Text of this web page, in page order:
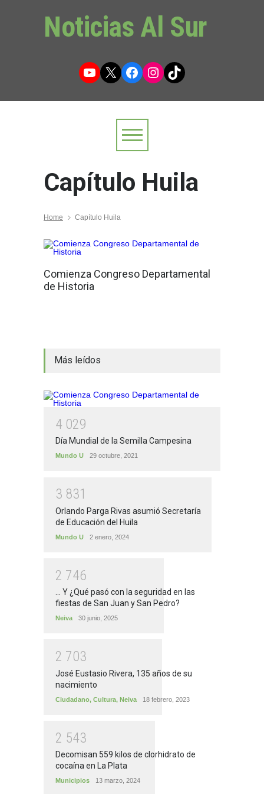
Noticias Al Sur
YouTube
X Facebook
Instagram
TikTok
Capítulo Huila
Home Capítulo Huila
Comienza Congreso Departamental
de Historia
Más leídos
4 029
Día Mundial de la Semilla Campesina
Mundo U 29 octubre, 2021
3 831
Orlando Parga Rivas asumió Secretaría
de Educación del Huila
Mundo U 2 enero, 2024
2 746
... Y ¿Qué pasó con la seguridad en las
fiestas de San Juan y San Pedro?
Neiva 30 junio, 2025
2 703
José Eustasio Rivera, 135 años de su
nacimiento
Ciudadano, Cultura, Neiva 18 febrero, 2023
2 543
Decomisan 559 kilos de clorhidrato de
cocaína en La Plata
Municipios 13 marzo, 2024